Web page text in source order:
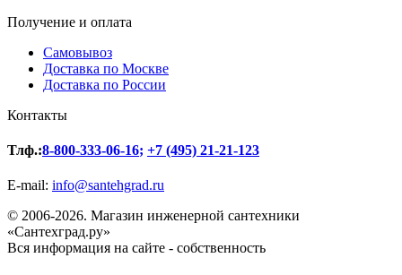
Получение и оплата
Самовывоз
Доставка по Москве
Доставка по России
Контакты
Тлф.:8-800-333-06-16; +7 (495) 21-21-123
E-mail: info@santehgrad.ru
© 2006-2026. Магазин инженерной сантехники
«Сантехград.ру»
Вся информация на сайте - собственность